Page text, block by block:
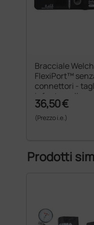
Bracciale
FlexiPort™
connettori -
infant small
36,50 €
(Prezzo i.e.)
Prodotti